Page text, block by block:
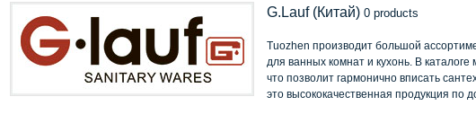
G.Lauf (Китай) 0 products
Tuozhen производит большой
для ванных комнат и кухонь. В
что позволит гармонично вписать
это высококачественная продукция по